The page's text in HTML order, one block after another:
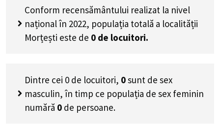
Conform recensământului realizat la nivel
național în 2022, populația totală a localității
Morțești este de 0 de locuitori.
Dintre cei 0 de locuitori, 0sunt de sex
masculin, în timp ce populația de sex feminin
numără 0 de persoane.